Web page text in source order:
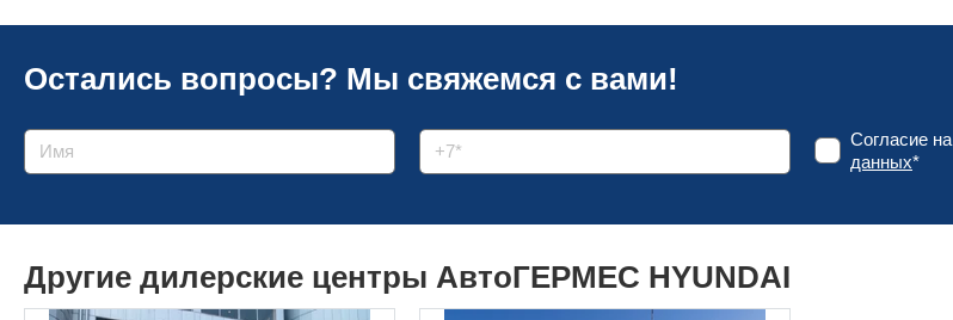
Остались вопросы? Мы свяжемся с вами!
Согласие на
данных*
Другие дилерские центры АвтоГЕРМЕС HYUNDAI